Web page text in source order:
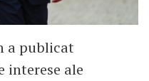
a publicat
interese ale